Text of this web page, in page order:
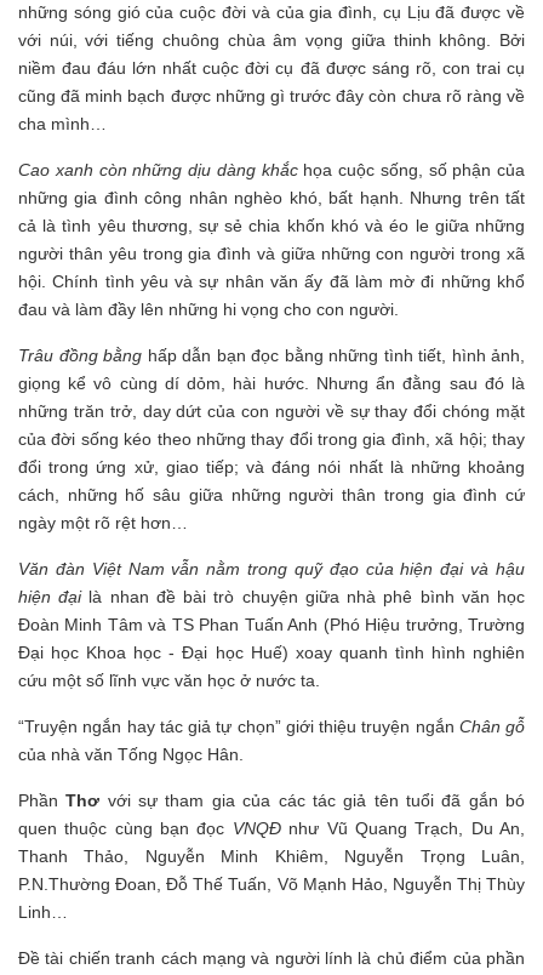
những sóng gió của cuộc đời và của gia đình, cụ Lịu đã được về
với núi, với tiếng chuông chùa âm vọng giữa thinh không. Bởi
niềm đau đáu lớn nhất cuộc đời cụ đã được sáng rõ, con trai cụ
cũng đã minh bạch được những gì trước đây còn chưa rõ ràng về
cha mình…
Cao xanh còn những dịu dàng khắchọa cuộc sống, số phận của
những gia đình công nhân nghèo khó, bất hạnh. Nhưng trên tất
cả là tình yêu thương, sự sẻ chia khốn khó và éo le giữa những
người thân yêu trong gia đình và giữa những con người trong xã
hội. Chính tình yêu và sự nhân văn ấy đã làm mờ đi những khổ
đau và làm đầy lên những hi vọng cho con người.
Trâu đồng bằng hấp dẫn bạn đọc bằng những tình tiết, hình ảnh,
giọng kể vô cùng dí dỏm, hài hước. Nhưng ẩn đằng sau đó là
những trăn trở, day dứt của con người về sự thay đổi chóng mặt
của đời sống kéo theo những thay đổi trong gia đình, xã hội; thay
đổi trong ứng xử, giao tiếp; và đáng nói nhất là những khoảng
cách, những hố sâu giữa những người thân trong gia đình cứ
ngày một rõ rệt hơn…
Văn đàn Việt Nam vẫn nằm trong quỹ đạo của hiện đại và hậu
hiện đạilà nhan đề bài trò chuyện giữa nhà phê bình văn học
Đoàn Minh Tâm và TS Phan Tuấn Anh (Phó Hiệu trưởng, Trường
Đại học Khoa học - Đại học Huế) xoay quanh tình hình nghiên
cứu một số lĩnh vực văn học ở nước ta.
“Truyện ngắn hay tác giả tự chọn” giới thiệu truyện ngắn Chân gỗ
của nhà văn Tống Ngọc Hân.
PhầnThơ với sự tham gia của các tác giả tên tuổi đã gắn bó
quen thuộc cùng bạn đọc VNQĐnhư Vũ Quang Trạch, Du An,
Thanh Thảo, Nguyễn Minh Khiêm, Nguyễn Trọng Luân,
P.N.Thường Đoan, Đỗ Thế Tuấn, Võ Mạnh Hảo, Nguyễn Thị Thùy
Linh…
Đề tài chiến tranh cách mạng và người lính là chủ điểm của phần